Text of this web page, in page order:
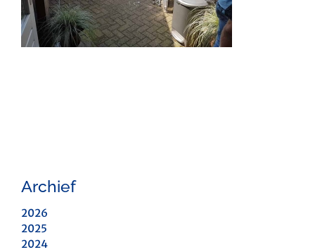
Archief
2026
2025
2024